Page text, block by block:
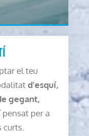
el teu
d'esquí,
gegant,
pensat per a